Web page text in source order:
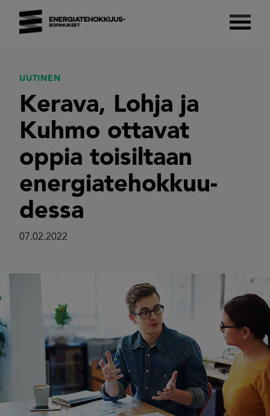
content
UUTINEN
Kerava, Lohja ja
Kuhmo ottavat
oppia toisiltaan
energiatehokkuu-
dessa
07.02.2022